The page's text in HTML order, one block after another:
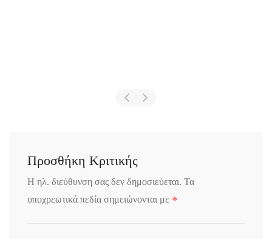
Προσθήκη Κριτικής
Η ηλ. διεύθυνση σας δεν δημοσιεύεται. Τα
υποχρεωτικά πεδία σημειώνονται με *